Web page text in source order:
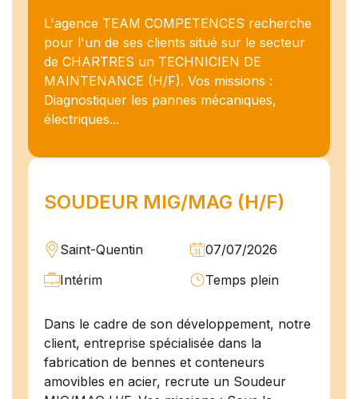
L'agence TEAM COMPETENCES recherche
pour l'un de ses clients situé sur le secteur
de CHARTRES un TECHNICIEN DE
MAINTENANCE (H/F). Vos missions :
Diagnostiquer les pannes mécaniques,
électriques...
SOUDEUR MIG/MAG (H/F)
Saint-Quentin
07/07/2026
Intérim
Temps plein
Dans le cadre de son développement, notre
client, entreprise spécialisée dans la
fabrication de bennes et conteneurs
amovibles en acier, recrute un Soudeur